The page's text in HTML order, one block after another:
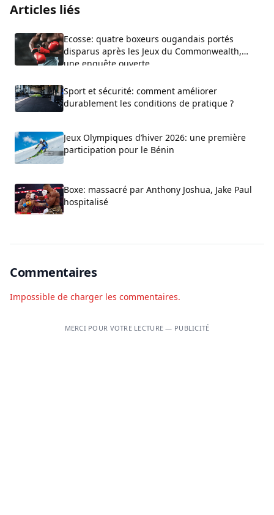
Articles liés
Ecosse: quatre boxeurs ougandais portés
disparus après les Jeux du Commonwealth,
une enquête ouverte
Sport et sécurité: comment améliorer
durablement les conditions de pratique ?
Jeux Olympiques d’hiver 2026: une première
participation pour le Bénin
Boxe: massacré par Anthony Joshua, Jake Paul
hospitalisé
Commentaires
Impossible de charger les commentaires.
MERCI POUR VOTRE LECTURE — PUBLICITÉ